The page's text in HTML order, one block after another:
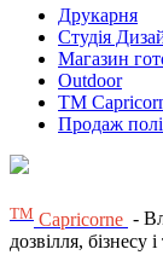
Друкарня
Студія
Магазин
Outdoor
TM
Продаж
ТМ Capricorne -
дозвілля, бізнесу